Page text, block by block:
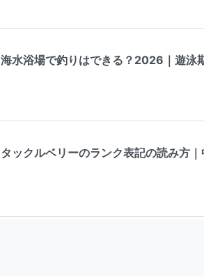
海水浴場で釣りはできる？2026｜遊泳
タックルベリーのランク表記の読み方